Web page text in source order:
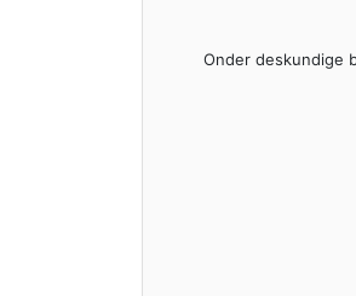
Onder deskundige